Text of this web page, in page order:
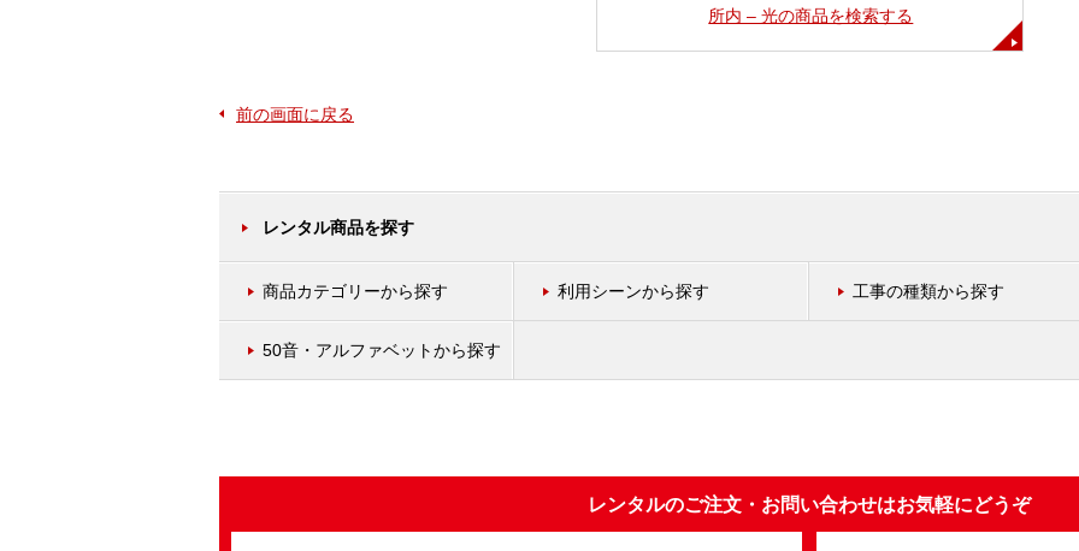
所内 – 光の商品を検索する
前の画面に戻る
レンタル商品を探す
商品カテゴリーから探す 利用シーンから探す 工事の種類から探す
50音・アルファベットから探す
レンタルのご注文・お問い合わせはお気軽にどうぞ